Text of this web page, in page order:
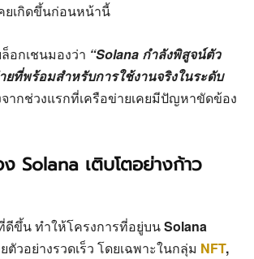
เกิดขึ้นก่อนหน้านี้
อกเชนมองว่า “Solana กำลังพิสูจน์ตัว
ยที่พร้อมสำหรับการใช้งานจริงในระดับ
ากช่วงแรกที่เครือข่ายเคยมีปัญหาขัดข้อง
Solana เติบโตอย่างก้าว
ดีขึ้น ทำให้โครงการที่อยู่บนSolana
ตัวอย่างรวดเร็ว โดยเฉพาะในกลุ่ม NFT,